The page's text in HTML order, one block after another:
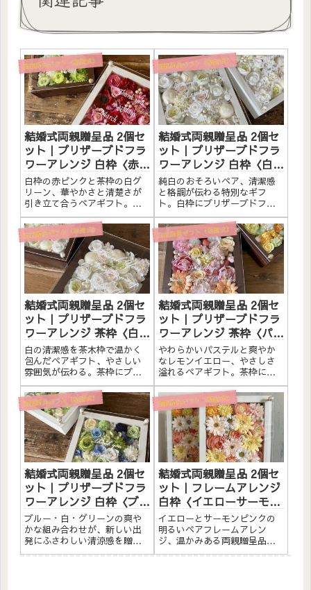
両親贈呈ギフト（結婚式）
結婚式両親贈呈品 2個セ
ット｜プリザーブドフラ
ワーアレンジ 白枠〈赤ピ
ンク〉＆茶枠〈白グリー
ン〉文字入れ
白枠の赤ピンクと茶枠の白グ
リーン、華やかさと清楚さが
引き立て合うペアギフト。
白・茶枠にプリザーブドフラ
ワーと造花をたっぷりアレン
ジしました。アクリルプレー
トへのメッセージ入れ無料。
自立するので壁かけでも置き
型でも飾れます。こんな方へ
結婚式の...
両親贈呈ギフト（結婚式）
結婚式両親贈呈品 2個セ
ット｜プリザーブドフラ
ワーアレンジ 白枠〈白ペ
ア〉文字入れ
純白のおそろいペア、清潔感
と格調が伝わる特別なギフ
ト。白枠にプリザーブドフラ
ワーと造花をたっぷりアレン
ジしました。アクリルプレー
トへのメッセージ入れ無料。
自立するので壁かけでも置き
型でも飾れます。こんな方へ
結婚式の両親贈呈品に純白で
そろえた...
両親贈呈ギフト（結婚式）
結婚式両親贈呈品 2個セ
ット｜プリザーブドフラ
ワーアレンジ 茶枠〈白ペ
ア〉文字入れ
白の清潔感を茶木枠で温かく
包んだペアギフト、やさしい
雰囲気が伝わる。茶枠にプリ
ザーブドフラワーと造花をた
っぷりアレンジしました。ア
クリルプレートへのメッセー
ジ入れ無料。自立するので壁
かけでも置き型でも飾れま
す。こんな方へ結婚式の両親
贈呈品に...
両親贈呈ギフト（結婚式）
結婚式両親贈呈品 2個セ
ット｜プリザーブドフラ
ワーアレンジ 茶枠〈パス
テル＆レモンイエロー〉
文字入れ
やわらかいパステルと爽やか
なレモンイエロー、やさしさ
溢れるペアギフト。茶枠にプ
リザーブドフラワーと造花を
たっぷりアレンジしました。
アクリルプレートへのメッセ
ージ入れ無料。自立するので
壁かけでも置き型でも飾れま
す。こんな方へ結婚式の両親
贈呈品...
両親贈呈ギフト（結婚式）
結婚式両親贈呈品 2個セ
ット｜プリザーブドフラ
ワーアレンジ 白枠〈ブル
ー白グリーンペア〉文字
入れ
ブルー・白・グリーンの爽や
かな組み合わせが、新しい出
発にふさわしい清涼感を贈り
ます。白いウッドフレームに
両親贈呈ギフト（結婚式）
結婚式両親贈呈品 2個セ
ット｜フレームアレンジ
白枠〈イエローサーモン
ピンク〉文字入れ
イエローとサーモンピンクの
明るいペアフレームアレン
ジ、温かみある両親贈呈品。
プリザーブドフラワーと素材